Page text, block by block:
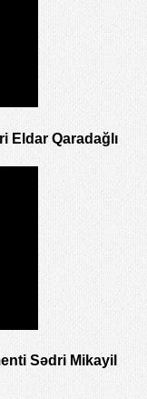
Eldar Qaradağlı
Sədri Mikayil